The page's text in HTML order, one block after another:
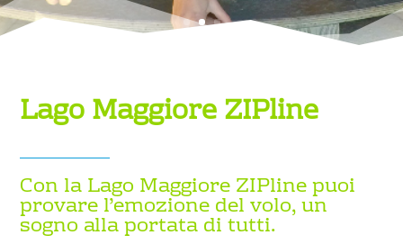
Lago Maggiore ZIPline
Con la Lago Maggiore ZIPline puoi
provare l’emozione del volo, un
sogno alla portata di tutti.